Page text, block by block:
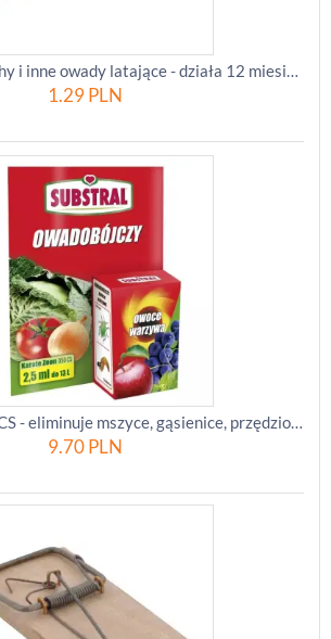
Lep płaski na muchy i inne owady latające - działa 12 miesięcy - BROS
1.29 PLN
Karate Zeon 050 CS - eliminuje mszyce, gąsienice, przędziorki i inne szkodniki - Substral - 2,5 ml
9.70 PLN